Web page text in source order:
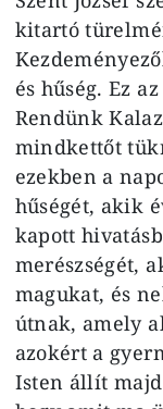
kitartó
és hűség. Ez
Rendünk
mindkettőt
ezekben a
hűségét, akik
kapott
merészségét,
magukat, és
útnak, amely
azokért a
Isten állít